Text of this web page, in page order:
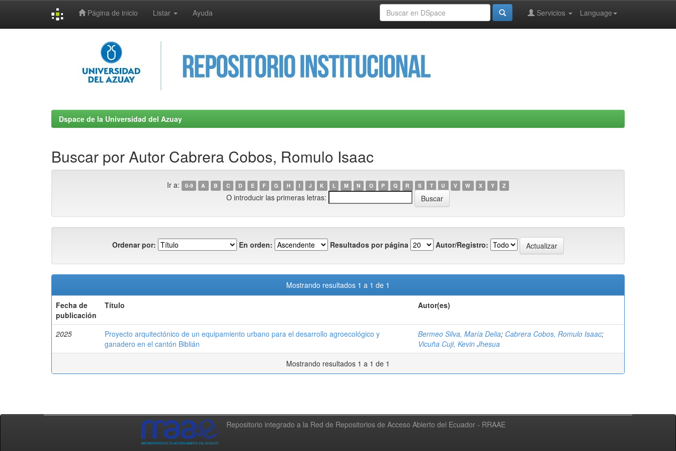
Página de inicio Listar Ayuda Language
Servicios
Dspace de la Universidad del Azuay
Buscar por Autor Cabrera Cobos, Romulo Isaac
Ir a: 0-9 A B C D E F G H I J K L M N O P Q R S T U V W X Y Z
O introducir las primeras letras:
Ordenar por: En orden: Resultados por página Autor/Registro:
Mostrando resultados 1 a 1 de 1
Fecha de
publicación
Título Autor(es)
2025
Proyecto arquitectónico de un equipamiento urbano para el desarrollo agroecológico y
ganadero en el cantón Biblián
Bermeo Silva, María Delia; Cabrera Cobos, Romulo Isaac;
Vicuña Cuji, Kevin Jhesua
Mostrando resultados 1 a 1 de 1
Repositorio integrado a la Red de Repositorios de Acceso Abierto del Ecuador - RRAAE